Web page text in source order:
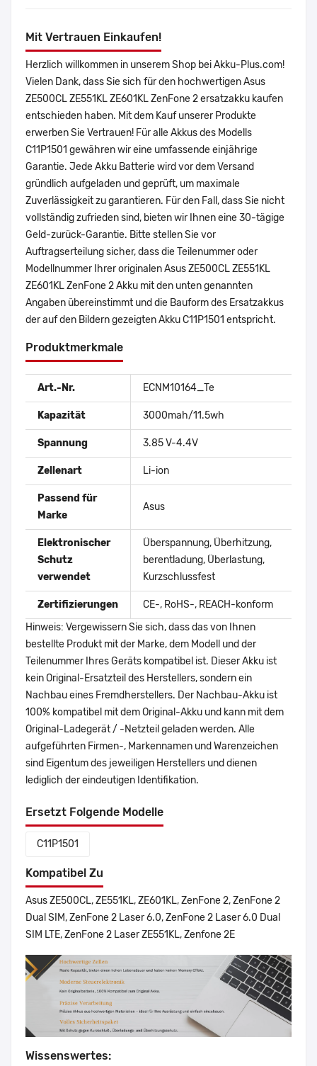
Mit Vertrauen Einkaufen!
Herzlich willkommen in unserem Shop bei Akku-Plus.com!
Vielen Dank, dass Sie sich für den hochwertigen Asus
ZE500CL ZE551KL ZE601KL ZenFone 2 ersatzakku kaufen
entschieden haben. Mit dem Kauf unserer Produkte
erwerben Sie Vertrauen! Für alle Akkus des Modells
C11P1501 gewähren wir eine umfassende einjährige
Garantie. Jede Akku Batterie wird vor dem Versand
gründlich aufgeladen und geprüft, um maximale
Zuverlässigkeit zu garantieren. Für den Fall, dass Sie nicht
vollständig zufrieden sind, bieten wir Ihnen eine 30-tägige
Geld-zurück-Garantie. Bitte stellen Sie vor
Auftragserteilung sicher, dass die Teilenummer oder
Modellnummer Ihrer originalen Asus ZE500CL ZE551KL
ZE601KL ZenFone 2 Akku mit den unten genannten
Angaben übereinstimmt und die Bauform des Ersatzakkus
der auf den Bildern gezeigten Akku C11P1501 entspricht.
Produktmerkmale
Art.-Nr. ECNM10164_Te
Kapazität 3000mah/11.5wh
Spannung 3.85 V-4.4V
Zellenart Li-ion
Passend für
Marke
Asus
Elektronischer
Schutz
verwendet
Überspannung, Überhitzung,
berentladung, Überlastung,
Kurzschlussfest
Zertifizierungen
CE-, RoHS-, REACH-konform
Hinweis: Vergewissern Sie sich, dass das von Ihnen
bestellte Produkt mit der Marke, dem Modell und der
Teilenummer Ihres Geräts kompatibel ist. Dieser Akku ist
kein Original-Ersatzteil des Herstellers, sondern ein
Nachbau eines Fremdherstellers. Der Nachbau-Akku ist
100% kompatibel mit dem Original-Akku und kann mit dem
Original-Ladegerät / -Netzteil geladen werden. Alle
aufgeführten Firmen-, Markennamen und Warenzeichen
sind Eigentum des jeweiligen Herstellers und dienen
lediglich der eindeutigen Identifikation.
Ersetzt Folgende Modelle
C11P1501
Kompatibel Zu
Asus ZE500CL, ZE551KL, ZE601KL, ZenFone 2, ZenFone 2
Dual SIM, ZenFone 2 Laser 6.0, ZenFone 2 Laser 6.0 Dual
SIM LTE, ZenFone 2 Laser ZE551KL, Zenfone 2E
Wissenswertes: